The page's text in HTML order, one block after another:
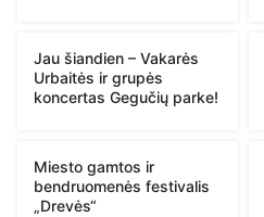
Jau šiandien – Vakarės
Urbaitės ir grupės
koncertas Gegučių parke!
Miesto gamtos ir
bendruomenės festivalis
„Drevės“